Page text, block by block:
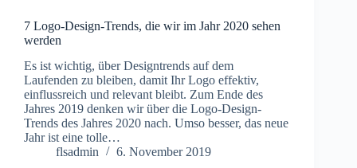
7 Logo-Design-Trends, die wir im Jahr 2020 sehen
werden
Es ist wichtig, über Designtrends auf dem
Laufenden zu bleiben, damit Ihr Logo effektiv,
einflussreich und relevant bleibt. Zum Ende des
Jahres 2019 denken wir über die Logo-Design-
Trends des Jahres 2020 nach. Umso besser, das neue
Jahr ist eine tolle…
flsadmin
6. November 2019